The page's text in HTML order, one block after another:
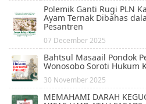
Polemik Ganti Rugi PLN
Ayam Ternak Dibahas
Pesantren
07 December 2025
Bahtsul Masaail Pondok
Wonosobo Soroti Hukum
30 November 2025
MEMAHAMI DARAH